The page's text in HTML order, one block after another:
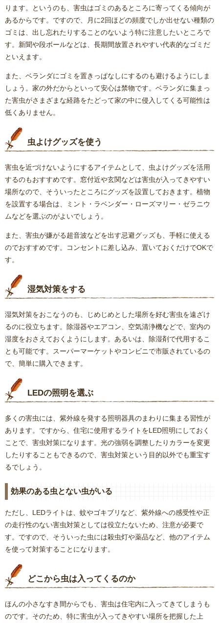
ります。というのも、害虫はゴミのあるところに寄ってくる傾向が
あるからです。ですので、月に2回ほどの頻度でしか出せない種類の
ゴミは、出し忘れたりすることのないよう特に注意したいところで
す。新聞や段ボールなどは、長期間放置されやすい代表的なゴミだ
といえます。
また、ベランダにゴミを置きっぱなしにするのも避けるようにしま
しょう。家の外だからといって安心は禁物です。ベランダに集まっ
た害虫がさまざまな経路をたどって家の中に侵入してくる可能性は
低くありません。
虫よけグッズを使う
害虫を近づけないようにするアイテムとして、虫よけグッズを活用
するのもおすすめです。窓付近や玄関などは害虫が入ってきやすい
場所なので、そういったところにグッズを設置しておきます。植物
を設置する場合は、ミント・ラベンダー・ローズマリー・ゼラニウ
ムなどを選ぶのがよいでしょう。
また、害虫が嫌がる超音波などを出す忌避グッズも、手軽に使える
のでおすすめです。コンセントに差し込み、置いておくだけでOKで
す。
湿気対策をする
湿気対策をおこなうのも、じめじめとした場所を好む害虫を遠ざけ
るのに役立ちます。除湿器やエアコン、空気清浄機などで、室内の
湿度をおさえておくようにします。あるいは、除湿剤で代用するこ
とも可能です。スーパーマーケットやコンビニで市販されているの
で、簡単に購入できます。
LEDの照明を選ぶ
多くの害虫には、紫外線を発する照明器具のまわりに集まる習性が
あります。ですから、住宅に使用するライトをLED照明にしておく
ことで、害虫対策になります。光の強弱を調整したりカラーを変更
したりすることもできるので、害虫対策という目的以外でも重宝す
るでしょう。
効果のある虫とない虫がいる
ただし、LEDライトは、蚊やゴキブリなど、紫外線への感受性や正
の走行性のない害虫対策としては役立たないため、注意が必要で
す。ですので、そういった虫には殺虫灯や薬品など、他のアイテム
を使って対策することになります。
どこから虫は入ってくるのか
ほんの小さなすき間からでも、害虫は住宅内に入ってきてしまうも
のです。そのため、特に害虫が入ってきやすい場所を把握した上